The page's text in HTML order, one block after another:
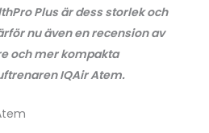
Plus är dess storlek och
nu även en recension av
och mer kompakta
IQAir Atem.